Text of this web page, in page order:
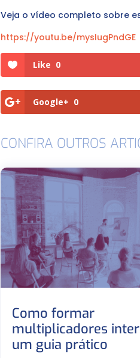
Veja o vídeo completo sobre
https://youtu.be/mysIugPndGE
Like 0
Google+ 0
CONFIRA OUTROS
Como formar
multiplicadores
um guia prático